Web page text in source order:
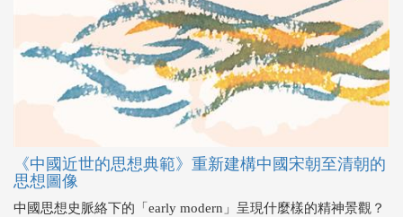
《中國近世的思想典範》重新建構中國宋朝至清朝的
思想圖像
中國思想史脈絡下的「early modern」呈現什麼樣的精神景觀？